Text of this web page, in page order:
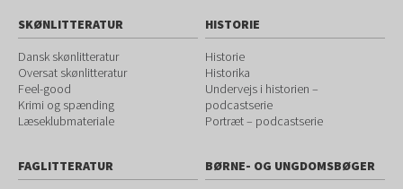
SKØNLITTERATUR
Dansk skønlitteratur
Oversat skønlitteratur
Feel-good
Krimi og spænding
Læseklubmateriale
HISTORIE
Historie
Historika
Undervejs i historien –
podcastserie
Portræt – podcastserie
FAGLITTERATUR
BØRNE- OG UNGDOMSBØGER